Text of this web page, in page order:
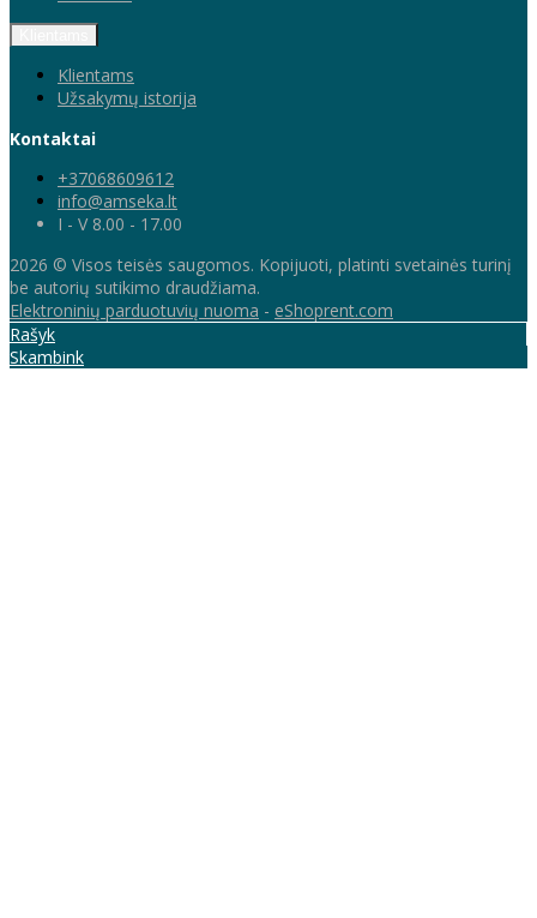
Klientams
Užsakymų istorija
Kontaktai
+37068609612
info@amseka.lt
I - V 8.00 - 17.00
2026 © Visos teisės saugomos. Kopijuoti, platinti svetainės turinį
be autorių sutikimo draudžiama.
Elektroninių parduotuvių nuoma - eShoprent.com
Rašyk
Skambink